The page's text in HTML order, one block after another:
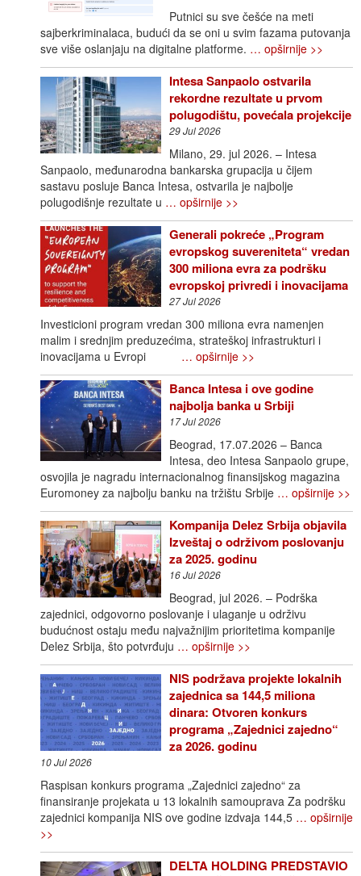
Putnici su sve češće na meti
sajberkriminalaca, budući da se oni u svim fazama putovanja
sve više oslanjaju na digitalne platforme. … opširnije >>
Intesa Sanpaolo ostvarila
rekordne rezultate u prvom
polugodištu, povećala projekcije
29 Jul 2026
Milano, 29. jul 2026. – Intesa
Sanpaolo, međunarodna bankarska grupacija u čijem
sastavu posluje Banca Intesa, ostvarila je najbolje
polugodišnje rezultate u … opširnije >>
Generali pokreće „Program
evropskog suvereniteta“ vredan
300 miliona evra za podršku
evropskoj privredi i inovacijama
27 Jul 2026
Investicioni program vredan 300 miliona evra namenjen
malim i srednjim preduzećima, strateškoj infrastrukturi i
inovacijama u Evropi … opširnije >>
Banca Intesa i ove godine
najbolja banka u Srbiji
17 Jul 2026
Beograd, 17.07.2026 – Banca
Intesa, deo Intesa Sanpaolo grupe,
osvojila je nagradu internacionalnog finansijskog magazina
Euromoney za najbolju banku na tržištu Srbije … opširnije >>
Kompanija Delez Srbija objavila
Izveštaj o održivom poslovanju
za 2025. godinu
16 Jul 2026
Beograd, jul 2026. – Podrška
zajednici, odgovorno poslovanje i ulaganje u održivu
budućnost ostaju među najvažnijim prioritetima kompanije
Delez Srbija, što potvrđuju … opširnije >>
NIS podržava projekte lokalnih
zajednica sa 144,5 miliona
dinara: Otvoren konkurs
programa „Zajednici zajedno“
za 2026. godinu
10 Jul 2026
Raspisan konkurs programa „Zajednici zajedno“ za
finansiranje projekata u 13 lokalnih samouprava Za podršku
zajednici kompanija NIS ove godine izdvaja 144,5 … opširnije
>>
DELTA HOLDING PREDSTAVIO